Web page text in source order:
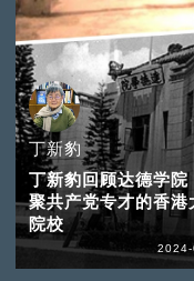
丁新豹
丁新豹回顾达德学院
聚共产党专才的香港
院校
2024-